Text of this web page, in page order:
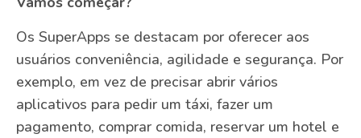
Os SuperApps se destacam por oferecer aos
usuários conveniência, agilidade e segurança. Por
exemplo, em vez de precisar abrir vários
aplicativos para pedir um táxi, fazer um
pagamento, comprar comida, reservar um hotel e